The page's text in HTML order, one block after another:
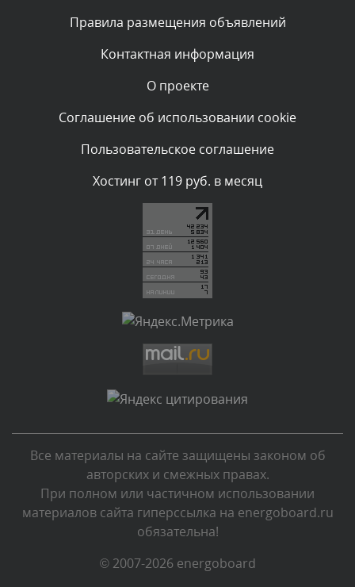
администратором.
Комментарий проверяется
администратором.
Комментарий проверяется
Текст комментария будет виден после проверки
Комментарий проверяется
Текст комментария будет виден после проверки
администратором.
Текст комментария будет виден после проверки
администратором.
Комментарий проверяется
Текст комментария будет виден после проверки
администратором.
Сегодня, в 00:40
Комментарий проверяется
Правила размещения объявлений
Контактная информация
О проекте
Соглашение об использовании cookie
Пользовательское соглашение
Хостинг от 119 руб. в месяц
Все материалы на сайте защищены законом об
авторских и смежных правах.
При полном или частичном использовании
материалов сайта гиперссылка на energoboard.ru
обязательна!
© 2007-2026 energoboard